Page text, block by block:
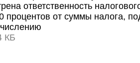
ответственность
процентов от суммы налога,
КБ